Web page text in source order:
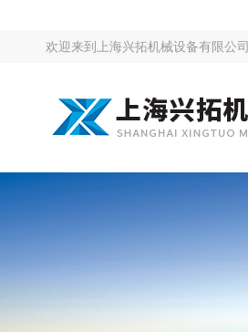
欢迎来到 上海兴拓机械设备有限公司